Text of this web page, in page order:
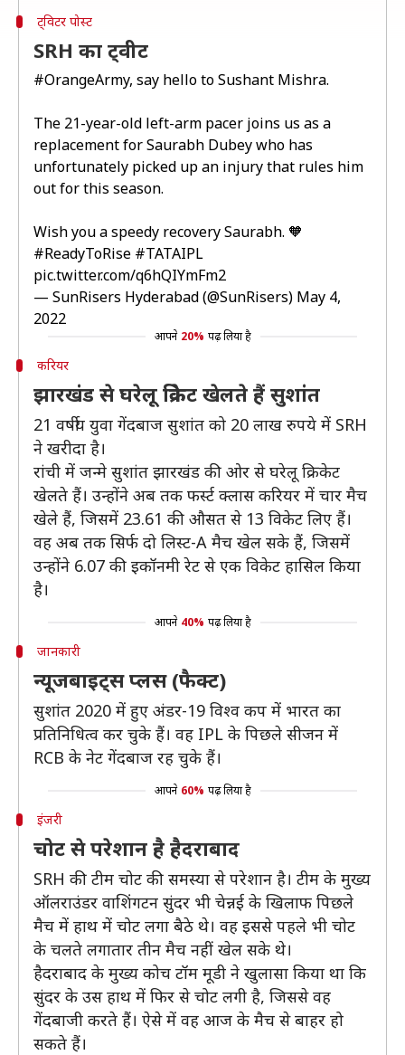
ट्विटर पोस्ट
SRH का ट्वीट
#OrangeArmy, say hello to Sushant Mishra.
The 21-year-old left-arm pacer joins us as a
replacement for Saurabh Dubey who has
unfortunately picked up an injury that rules him
out for this season.
Wish you a speedy recovery Saurabh. 🧡
#ReadyToRise #TATAIPL
pic.twitter.com/q6hQIYmFm2
— SunRisers Hyderabad (@SunRisers) May 4,
2022
आपने 20% पढ़ लिया है
करियर
झारखंड से घरेलू क्रिकेट खेलते हैं सुशांत
21 वर्षीय युवा गेंदबाज सुशांत को 20 लाख रुपये में SRH
ने खरीदा है।
रांची में जन्मे सुशांत झारखंड की ओर से घरेलू क्रिकेट
खेलते हैं। उन्होंने अब तक फर्स्ट क्लास करियर में चार मैच
खेले हैं, जिसमें 23.61 की औसत से 13 विकेट लिए हैं।
वह अब तक सिर्फ दो लिस्ट-A मैच खेल सके हैं, जिसमें
उन्होंने 6.07 की इकॉनमी रेट से एक विकेट हासिल किया
है।
आपने 40% पढ़ लिया है
जानकारी
न्यूजबाइट्स प्लस (फैक्ट)
सुशांत 2020 में हुए अंडर-19 विश्व कप में भारत का
प्रतिनिधित्व कर चुके हैं। वह IPL के पिछले सीजन में
RCB के नेट गेंदबाज रह चुके हैं।
आपने 60% पढ़ लिया है
इंजरी
चोट से परेशान है हैदराबाद
SRH की टीम चोट की समस्या से परेशान है। टीम के मुख्य
ऑलराउंडर वाशिंगटन सुंदर भी चेन्नई के खिलाफ पिछले
मैच में हाथ में चोट लगा बैठे थे। वह इससे पहले भी चोट
के चलते लगातार तीन मैच नहीं खेल सके थे।
हैदराबाद के मुख्य कोच टॉम मूडी ने खुलासा किया था कि
सुंदर के उस हाथ में फिर से चोट लगी है, जिससे वह
गेंदबाजी करते हैं। ऐसे में वह आज के मैच से बाहर हो
सकते हैं।